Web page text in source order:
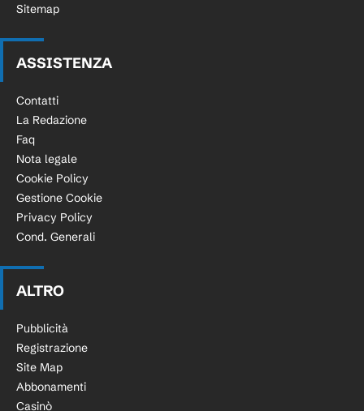
Sitemap
ASSISTENZA
Contatti
La Redazione
Faq
Nota legale
Cookie Policy
Gestione Cookie
Privacy Policy
Cond. Generali
ALTRO
Pubblicità
Registrazione
Site Map
Abbonamenti
Casinò